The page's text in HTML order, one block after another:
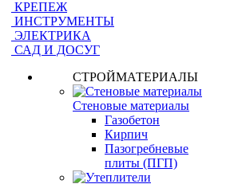
КРЕПЕЖ
ИНСТРУМЕНТЫ
ЭЛЕКТРИКА
САД И ДОСУГ
СТРОЙМАТЕРИАЛЫ
Стеновые материалы
Газобетон
Кирпич
Пазогребневые
плиты (ПГП)